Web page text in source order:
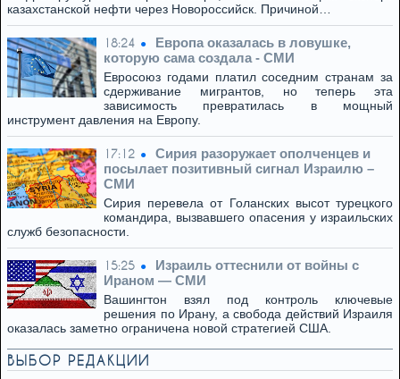
казахстанской нефти через Новороссийск. Причиной…
18:24
Европа оказалась в ловушке,
которую сама создала - СМИ
Евросоюз годами платил соседним странам за
сдерживание мигрантов, но теперь эта
зависимость превратилась в мощный
инструмент давления на Европу.
17:12
Сирия разоружает ополченцев и
посылает позитивный сигнал Израилю –
СМИ
Сирия перевела от Голанских высот турецкого
командира, вызвавшего опасения у израильских
служб безопасности.
15:25
Израиль оттеснили от войны с
Ираном — СМИ
Вашингтон взял под контроль ключевые
решения по Ирану, а свобода действий Израиля
оказалась заметно ограничена новой стратегией США.
ВЫБОР РЕДАКЦИИ